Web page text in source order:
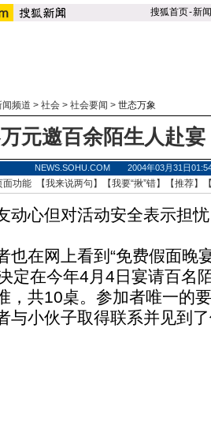
搜狐首页-新闻
闻频道 > 社会 > 社会要闻 > 世态万象
元邀百余陌生人赴
NEWS.SOHU.COM 2004年03月31日
面功能 【我来说两句 】【我要“揪”错】【推荐】
心但对活动安全表示担忧
在网上看到“免费假面晚
定在今年4月4日宴请百名
，共10桌。参加者唯一的
与小伙子取得联系并见到